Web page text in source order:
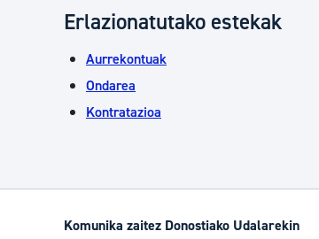
Erlazionatutako estekak
Aurrekontuak
Ondarea
Kontratazioa
Komunika zaitez Donostiako Udalarekin